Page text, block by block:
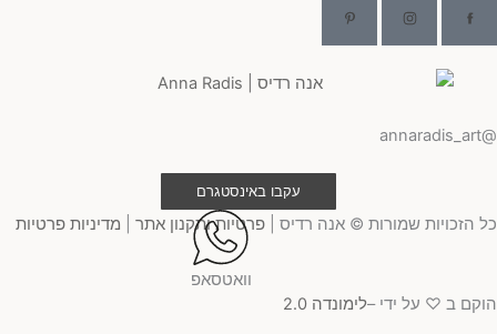
עקבו באינסטגרם
הזכויות שמורות © אנה רדיס | פרטיות ותקנון אתר| מדיניות פרטיות
ב ♡ על ידי – לימונדה 2.0
וואטסאפ